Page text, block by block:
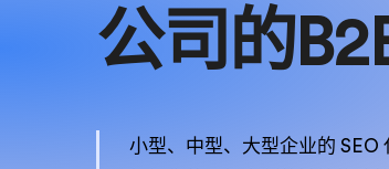
公司的
小型、中型、大型企业的 SEO